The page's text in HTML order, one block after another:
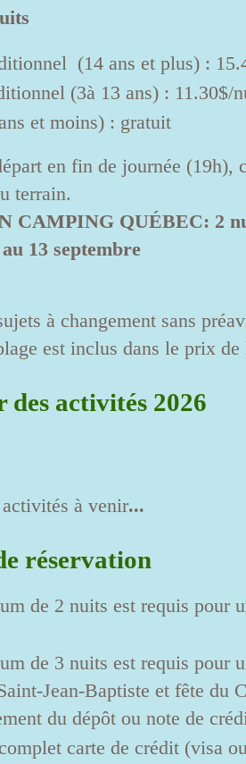
(14 ans et plus) :
(3à 13 ans) : 11.30$/
et moins) : gratuit
en fin de journée (19h),
terrain.
CAMPING QUÉBEC: 2
13 septembre
à changement sans
est inclus dans le prix
des activités 2026
à venir...
réservation
de 2 nuits est requis pour
de 3 nuits est requis pour
Jean-Baptiste et fête du
du dépôt ou note de
carte de crédit (visa